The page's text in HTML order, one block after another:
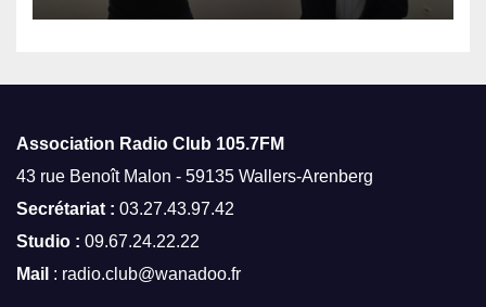
Association Radio Club 105.7FM
43 rue Benoît Malon - 59135 Wallers-Arenberg
Secrétariat : 03.27.43.97.42
Studio : 09.67.24.22.22
Mail : radio.club@wanadoo.fr